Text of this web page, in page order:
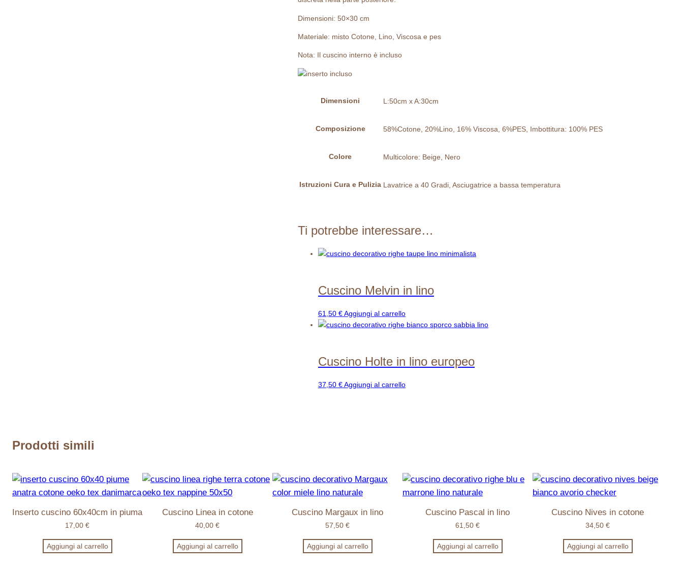
m
o
u
a
n
Dimensioni: 50×30 cm
Materiale: misto Cotone, Lino, Viscosa e pes
Nota: Il cuscino interno è incluso
Dimensioni L:50cm x A:30cm
Composizione 58%Cotone, 20%Lino, 16% Viscosa, 6%PES, Imbottitura: 100% PES
Colore Multicolore: Beige, Nero
Istruzioni Cura e Pulizia Lavatrice a 40 Gradi, Asciugatrice a bassa temperatura
Ti potrebbe interessare…
Cuscino Melvin in lino
61,50 €Aggiungi al carrello
Cuscino Holte in lino europeo
37,50 €Aggiungi al carrello
Prodotti simili
Inserto cuscino 60x40cm in piuma
17,00 €
Aggiungi al carrello
Cuscino Linea in cotone
40,00 €
Aggiungi al carrello
Cuscino Margaux in lino
57,50 €
Aggiungi al carrello
Cuscino Pascal in lino
61,50 €
Aggiungi al carrello
Cuscino Nives in cotone
34,50 €
Aggiungi al carrello